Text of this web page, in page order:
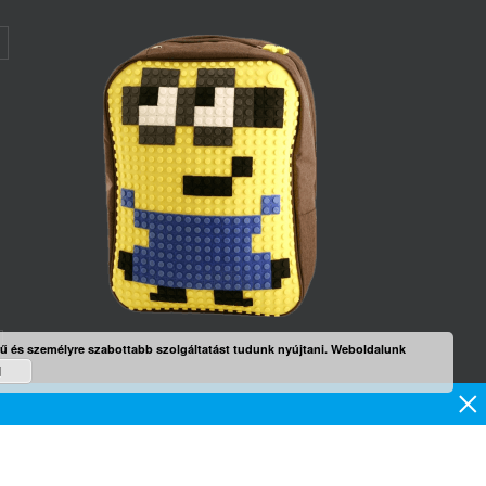
×
és személyre szabottabb szolgáltatást tudunk nyújtani. Weboldalunk